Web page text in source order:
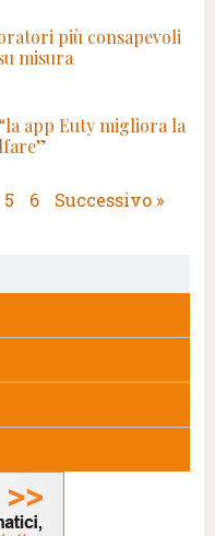
più consapevoli
misura
app Euty migliora la
5 6 Successivo »